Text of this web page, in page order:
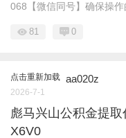
068【微信同号】确保操作
81 0
点击重新加载 aa020z
2026-7-1
彪马兴山公积金提
X6V0